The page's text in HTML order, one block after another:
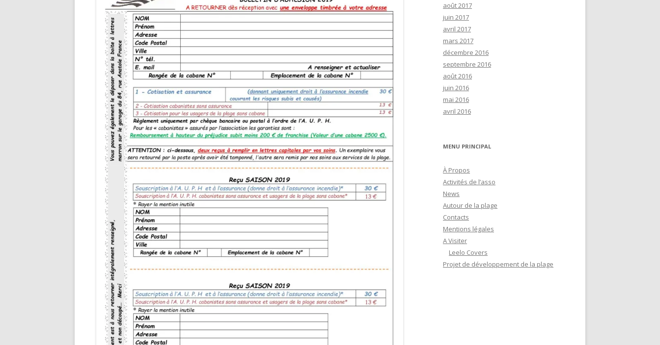
août 2017
juin 2017
avril 2017
mars 2017
décembre 2016
septembre 2016
août 2016
juin 2016
mai 2016
avril 2016
MENU PRINCIPAL
À Propos
Activités de l’asso
News
Autour de la plage
Contacts
Mentions légales
A Visiter
Leelo Covers
Projet de développement de la plage